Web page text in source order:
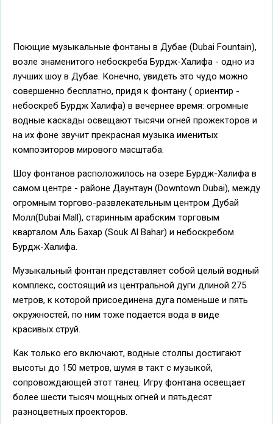
Поющие музыкальные фонтаны в Дубае (Dubai Fountain),
возле знаменитого небоскреба Бурдж-Халифа - одно из
лучших шоу в Дубае. Конечно, увидеть это чудо можно
совершенно бесплатно, придя к фонтану ( ориентир -
небоскреб Бурдж Халифа) в вечернее время: огромные
водные каскады освещают тысячи огней прожекторов и
на их фоне звучит прекрасная музыка именитых
композиторов мирового масштаба.
Шоу фонтанов расположилось на озере Бурдж-Халифа в
самом центре - районе Даунтаун (Downtown Dubai), между
огромным торгово-развлекательным центром Дубай
Молл(Dubai Mall), старинным арабским торговым
кварталом Аль Бахар (Souk Al Bahar) и небоскребом
Бурдж-Халифа.
Музыкальный фонтан представляет собой целый водный
комплекс, состоящий из центральной дуги длиной 275
метров, к которой присоединена дуга поменьше и пять
окружностей, по ним тоже подается вода в виде
красивых струй.
Как только его включают, водные столпы достигают
высоты до 150 метров, шумя в такт с музыкой,
сопровождающей этот танец. Игру фонтана освещает
более шести тысяч мощных огней и пятьдесят
разноцветных проекторов.